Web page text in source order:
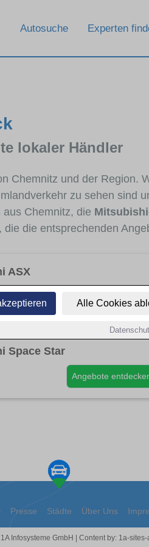
Alle Cookies
Autosuche Experten
lokaler Händler
Chemnitz und der Region.
zu sehen sind
Chemnitz, die
, die die entsprechenden
ASX
Space Star
Angebote
Presse Städte Über Uns
Infosysteme GmbH | Content by: 1a-